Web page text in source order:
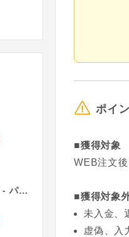
ポイ
■獲得対象
WEB注文
■獲得対象
未入金、
虚偽、入
PAL CLOSET - パルクローゼット